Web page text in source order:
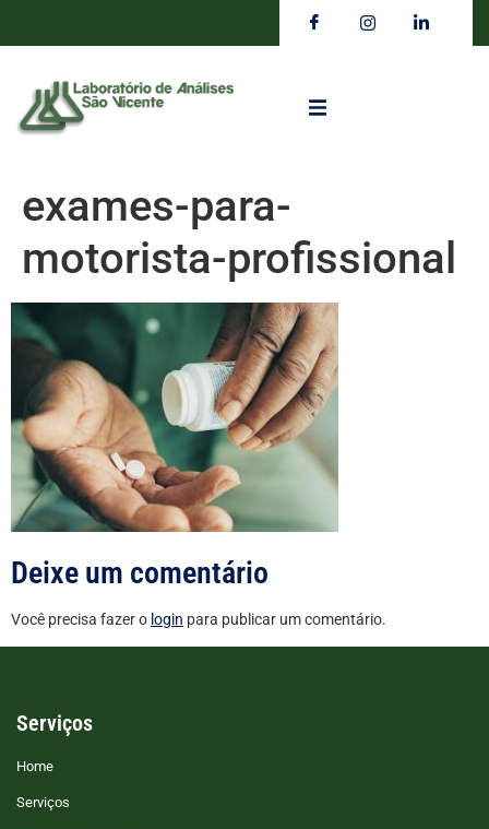
exames-para-
motorista-profissional
Deixe um comentário
Você precisa fazer o login para publicar um comentário.
Serviços
Home
Serviços